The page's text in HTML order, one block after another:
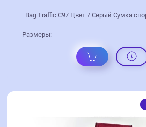
Bag Traffic С97 Цвет 7 Серый Сумка
Размеры: